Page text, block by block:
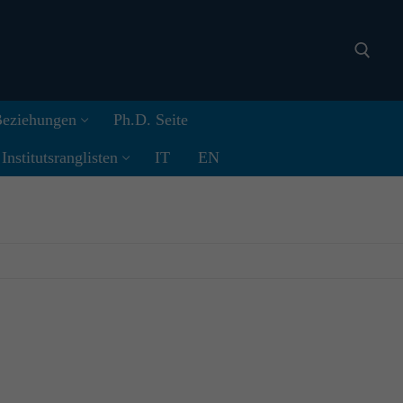
Search for:
Ph.D. Seite
IT EN